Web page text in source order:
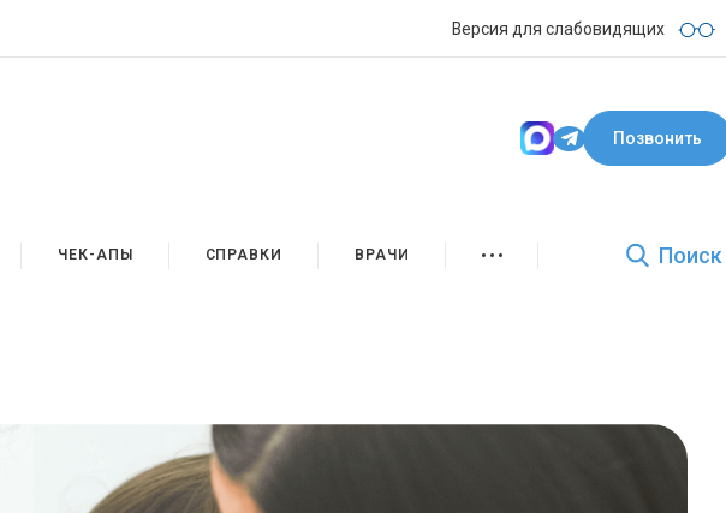
Версия для слабовидящих
Позвонить
ЧЕК-АПЫ СПРАВКИ ВРАЧИ Поиск